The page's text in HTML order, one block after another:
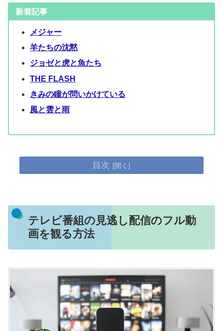
新着記事
メジャー
羊たちの沈黙
ジョゼと虎と魚たち
THE FLASH
きみの瞳が問いかけている
風と雲と雨
目次
テレビ番組の見逃し配信のフル動
画を観る方法